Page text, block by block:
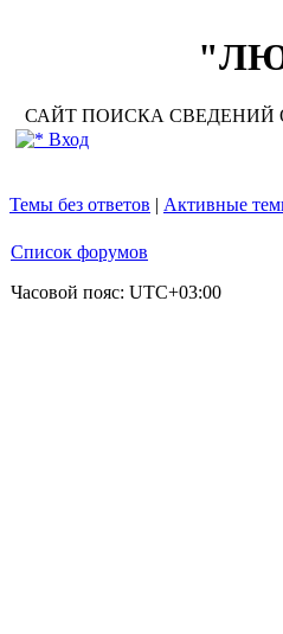
САЙТ ПОИСКА СВЕДЕНИЙ
Вход
Темы без ответов | Активные
Список форумов
Часовой пояс: UTC+03:00